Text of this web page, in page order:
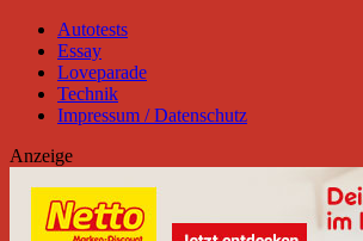
Autotests
Essay
Loveparade
Technik
Impressum / Datenschutz
Anzeige